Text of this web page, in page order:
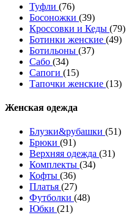
Туфли (76)
Босоножки (39)
Кроссовки и Кеды (79)
Ботинки женские (49)
Ботильоны (37)
Сабо (34)
Сапоги (15)
Тапочки женские (13)
Женская одежда
Блузки&рубашки (51)
Брюки (91)
Верхняя одежда (31)
Комплекты (34)
Кофты (36)
Платья (27)
Футболки (48)
Юбки (21)